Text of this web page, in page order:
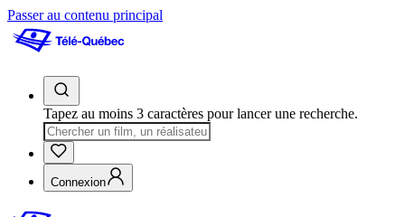
Passer au contenu principal
Tapez au moins 3 caractères pour lancer une recherche.
Connexion